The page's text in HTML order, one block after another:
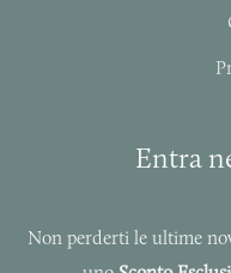
Entra
Non perderti le ultime